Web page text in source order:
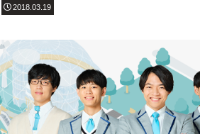
2018.03.19